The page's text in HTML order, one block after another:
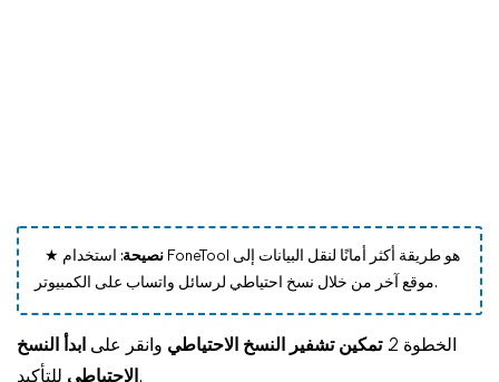
★ نصيحة: استخدام FoneTool هو طريقة أكثر أمانًا لنقل البيانات إلى
موقع آخر من خلال نسخ احتياطي لرسائل واتساب على الكمبيوتر.
الخطوة 2. تمكين تشفير النسخ الاحتياطي وانقر على ابدأ النسخ
الاحتياطي للتأكيد.